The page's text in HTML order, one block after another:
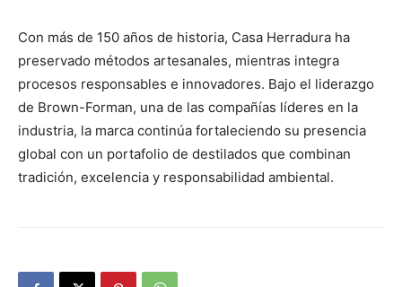
Con más de 150 años de historia, Casa Herradura ha
preservado métodos artesanales, mientras integra
procesos responsables e innovadores. Bajo el liderazgo
de Brown-Forman, una de las compañías líderes en la
industria, la marca continúa fortaleciendo su presencia
global con un portafolio de destilados que combinan
tradición, excelencia y responsabilidad ambiental.